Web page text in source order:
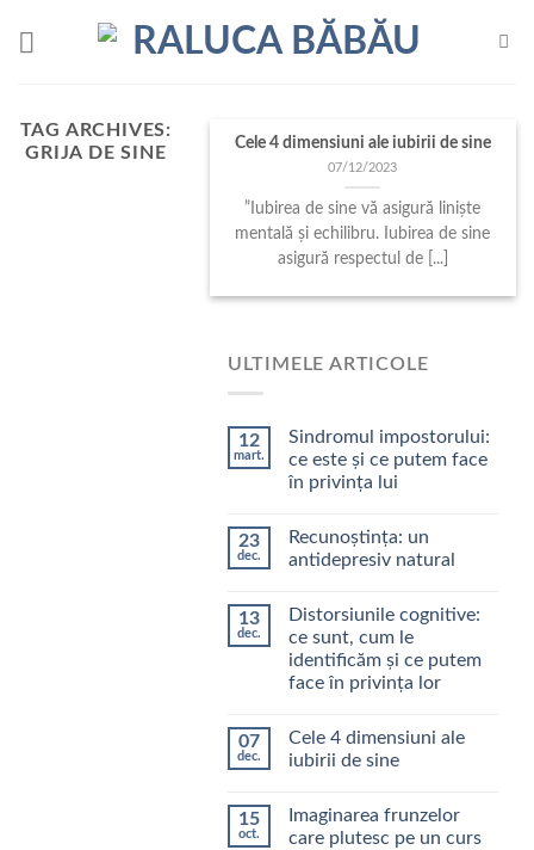
TAG ARCHIVES:
GRIJA DE SINE
Cele 4 dimensiuni ale iubirii de sine
07/12/2023
”Iubirea de sine vă asigură liniște
mentală și echilibru. Iubirea de sine
asigură respectul de [...]
ULTIMELE ARTICOLE
12
mart.
Sindromul impostorului:
ce este și ce putem face
în privința lui
23
dec.
Recunoștința: un
antidepresiv natural
13
dec.
Distorsiunile cognitive:
ce sunt, cum le
identificăm şi ce putem
face în privinţa lor
07
dec.
Cele 4 dimensiuni ale
iubirii de sine
15
oct.
Imaginarea frunzelor
care plutesc pe un curs